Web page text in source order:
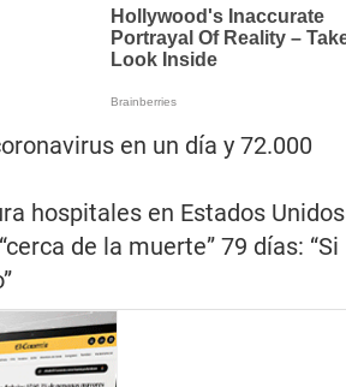
en un día y 72.000
hospitales en Estados Unidos
de la muerte” 79 días: “Si